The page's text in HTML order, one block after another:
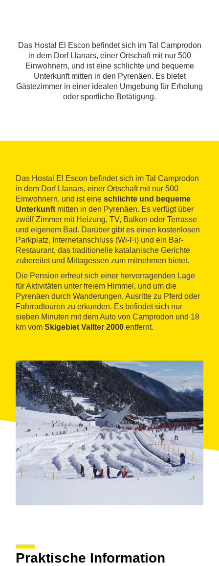
Das Hostal El Escon befindet sich im Tal Camprodon
in dem Dorf Llanars, einer Ortschaft mit nur 500
Einwohnern, und ist eine schlichte und bequeme
Unterkunft mitten in den Pyrenäen. Es bietet
Gästezimmer in einer idealen Umgebung für Erholung
oder sportliche Betätigung.
Das Hostal El Escon befindet sich im Tal Camprodon
in dem Dorf Llanars, einer Ortschaft mit nur 500
Einwohnern, und ist eine schlichte und bequeme
Unterkunft mitten in den Pyrenäen. Es verfügt über
zwölf Zimmer mit Heizung, TV, Balkon oder Terrasse
und eigenem Bad. Darüber gibt es einen kostenlosen
Parkplatz, Internetanschluss (Wi-Fi) und ein Bar-
Restaurant, das traditionelle katalanische Gerichte
zubereitet und Mittagessen zum mitnehmen bietet.
Die Pension erfreut sich einer hervorragenden Lage
für Aktivitäten unter freiem Himmel, und um die
Pyrenäen durch Wanderungen, Ausritte zu Pferd oder
Fahrradtouren zu erkunden. Es befindet sich nur
sieben Minuten mit dem Auto von Camprodon und 18
km vom Skigebiet Vallter 2000 entfernt.
Praktische Information